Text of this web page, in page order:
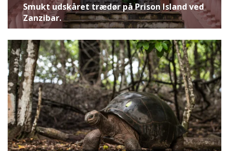
Smukt udskåret trædør på Prison Island ved
Zanzibar.